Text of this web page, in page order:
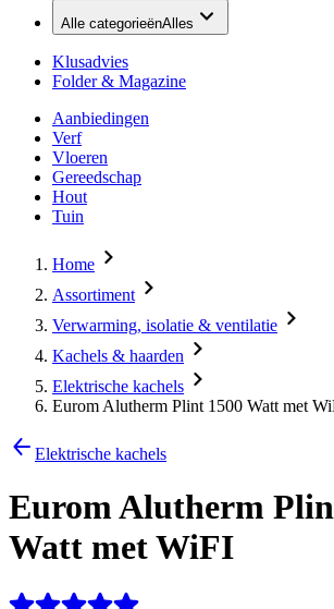
Alle categorieënAlles
Klusadvies
Folder & Magazine
Aanbiedingen
Verf
Vloeren
Gereedschap
Hout
Tuin
Home
Assortiment
Verwarming, isolatie & ventilatie
Kachels & haarden
Elektrische kachels
Eurom Alutherm Plint 1500 Watt met
Elektrische kachels
Eurom Alutherm
Watt met WiFI